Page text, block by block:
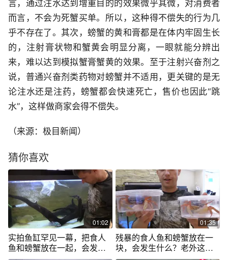
言，通过注水达到增重目的的效果微乎其微，对消费者
而言，不会为死蟹买单。所以，这种得不偿失的行为几
乎不存在了。其次，螃蟹的黄和膏都是在体内牢固生长
的，注射膏状物和蟹黄会明显分离，一眼就能分辨出
来，难以达到模拟蟹膏蟹黄的效果。至于注射兴奋剂之
说，普通兴奋剂类药物对螃蟹并不适用，更关键的是无
论注水还是注药，螃蟹都会快速死亡，售价也因此“跳
水”，这样做商家会得不偿失。
（来源：极目新闻）
猜你喜欢
01:02
实拍鱼缸罕见一幕，把食人
鱼和螃蟹放在一起，会发生
什么
01:35
残暴的食人鱼和螃蟹放在一
块，会发生什么？老外这实
验我很服气